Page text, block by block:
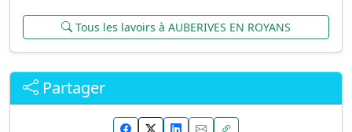
Tous les lavoirs à AUBERIVES EN ROYANS
Partager